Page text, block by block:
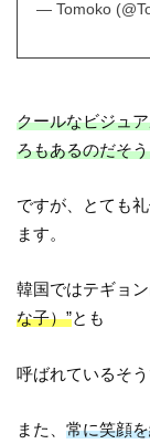
— Tomoko
クールなビジュ
ろもあるのだそ
ですが、とても
ます。
韓国ではテギョ
な子）”とも
呼ばれているそう
また、常に笑顔